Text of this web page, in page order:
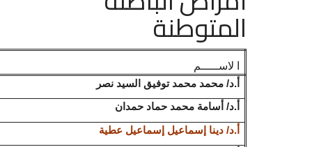
المتوطنة
ا لاســـــم
أ.د/ محمد محمد توفيق السيد نصر
أ.د/ أسامة محمد حماد حمدان
أ.د/ دينا إسماعيل إسماعيل عطية